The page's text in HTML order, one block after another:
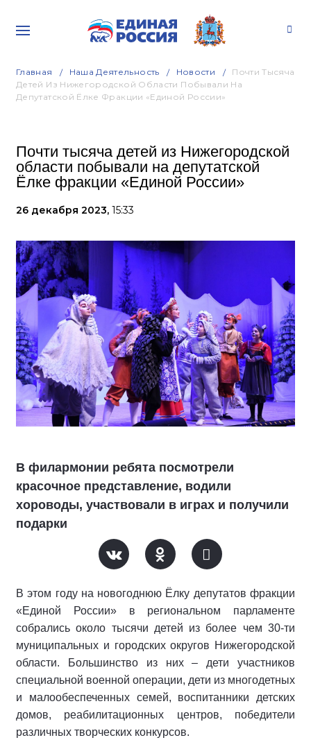
Главная Наша Деятельность Новости
Почти Тысяча
Детей Из Нижегородской Области Побывали На
Депутатской Ёлке Фракции «Единой России»
Почти тысяча детей из Нижегородской
области побывали на депутатской
Ёлке фракции «Единой России»
26 декабря 2023, 15:33
В филармонии ребята посмотрели
красочное представление, водили
хороводы, участвовали в играх и получили
подарки
В этом году на новогоднюю Ёлку депутатов фракции
«Единой России» в региональном парламенте
собрались около тысячи детей из более чем 30-ти
муниципальных и городских округов Нижегородской
области. Большинство из них – дети участников
специальной военной операции, дети из многодетных
и малообеспеченных семей, воспитанники детских
домов, реабилитационных центров, победители
различных творческих конкурсов.